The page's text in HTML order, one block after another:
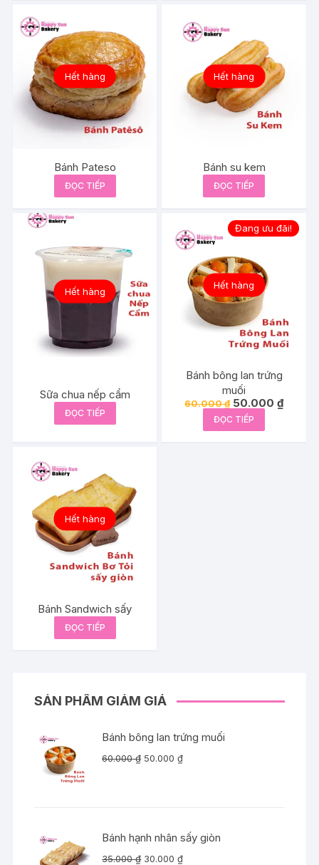
Hết hàng
Bánh Pateso
ĐỌC TIẾP
Hết hàng
Bánh su kem
ĐỌC TIẾP
Hết hàng
Sữa chua nếp cẩm
ĐỌC TIẾP
Hết hàng
Đang ưu đãi!
Bánh bông lan trứng
muối
60.000₫ Giá
gốc
là:
60.000 ₫.
50.000₫Giá
hiện
ĐỌC TIẾP
Hết hàng
Bánh Sandwich sấy
ĐỌC TIẾP
SẢN PHẨM GIẢM GIÁ
Bánh bông lan trứng muối
60.000₫ Giá
50.000₫Giá
Bánh hạnh nhân sấy giòn
35.000₫ Giá
30.000₫Giá